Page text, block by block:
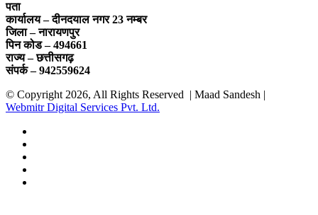
पता
कार्यालय – दीनदयाल नगर 23 नम्बर
जिला – नारायणपुर
पिन कोड – 494661
राज्य – छत्तीसगढ़
संपर्क – 942559624
© Copyright 2026, All Rights Reserved | Maad Sandesh |
Webmitr Digital Services Pvt. Ltd.